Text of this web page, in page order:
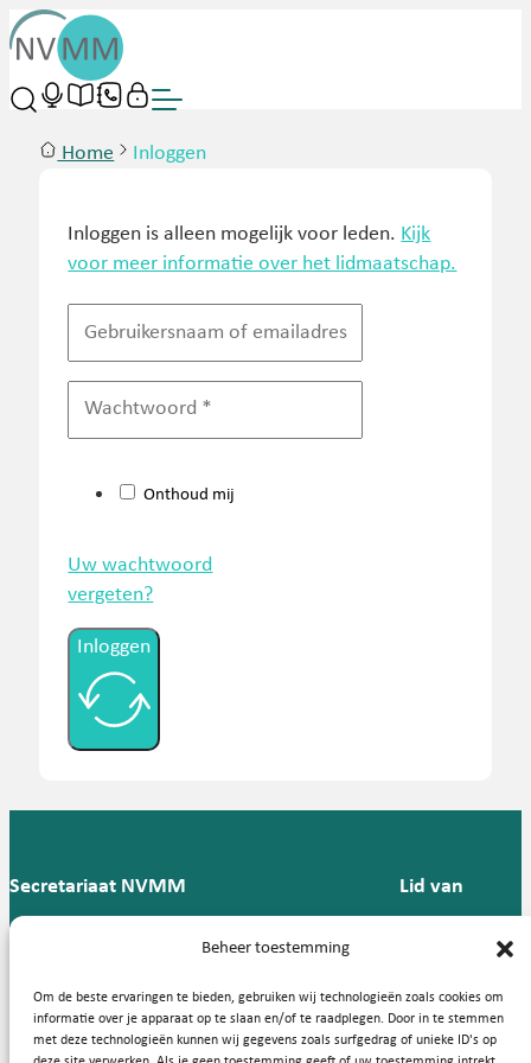
Beheer toestemming
Om de beste ervaringen te bieden, gebruiken wij technologieën zoals cookies om
informatie over je apparaat op te slaan en/of te raadplegen. Door in te stemmen
met deze technologieën kunnen wij gegevens zoals surfgedrag of unieke ID's op
Home Inloggen
Inloggen is alleen mogelijk voor leden. Kijk
voor meer informatie over het lidmaatschap.
Onthoud mij
Uw wachtwoord
vergeten?
Inloggen
Secretariaat NVMM
Groningen
T: 088 -
57
Lid van